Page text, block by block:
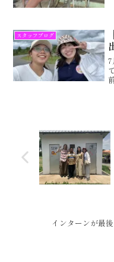
スタッフブログ
インターンが最